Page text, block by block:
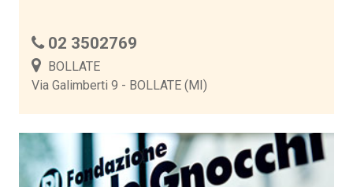
02 3502769
BOLLATE
Via Galimberti 9 - BOLLATE (MI)